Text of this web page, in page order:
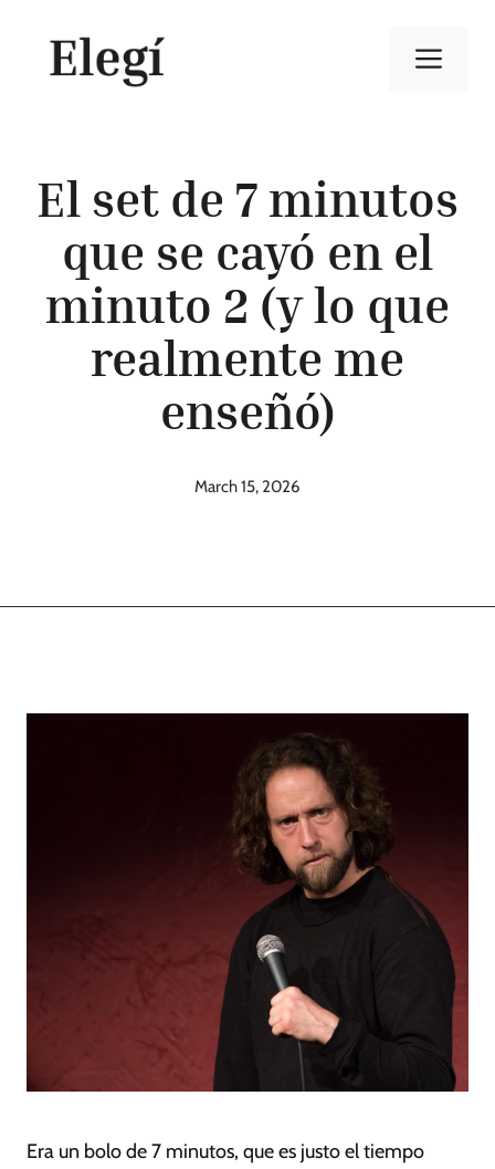
content
El set de 7 minutos
que se cayó en el
minuto 2 (y lo que
realmente me
enseñó)
March 15, 2026
Era un bolo de 7 minutos, que es justo el tiempo